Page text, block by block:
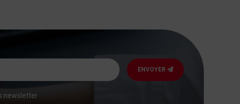
ENVOYER
newsletter